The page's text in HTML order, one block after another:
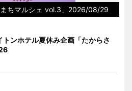
ちマルシェ vol.3」2026/08/29
トンホテル夏休み企画「たからさ